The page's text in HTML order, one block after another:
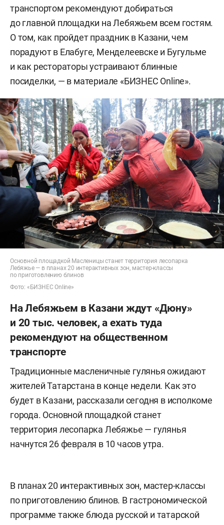
транспортом рекомендуют добираться
до главной площадки на Лебяжьем всем гостям.
О том, как пройдет праздник в Казани, чем
порадуют в Елабуге, Менделеевске и Бугульме
и как рестораторы устраивают блинные
посиделки, — в материале «БИЗНЕС Online».
Основной площадкой Масленицы станет территория лесопарка
Лебяжье — в планах 20 интерактивных зон, мастер-классы
по приготовлению блинов
Фото: «БИЗНЕС Online»
На Лебяжьем в Казани ждут «Дюну»
и 20 тыс. человек, а ехать туда
рекомендуют на общественном
транспорте
Традиционные масленичные гулянья ожидают
жителей Татарстана в конце недели. Как это
будет в Казани, рассказали сегодня в исполкоме
города. Основной площадкой станет
территория лесопарка Лебяжье — гулянья
начнутся 26 февраля в 10 часов утра.
В планах 20 интерактивных зон, мастер-классы
по приготовлению блинов. В гастрономической
программе также блюда русской и татарской